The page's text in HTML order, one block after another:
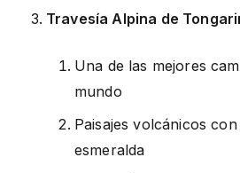
Travesía Alpina de
Una de las mejores
mundo
Paisajes volcánicos
esmeralda